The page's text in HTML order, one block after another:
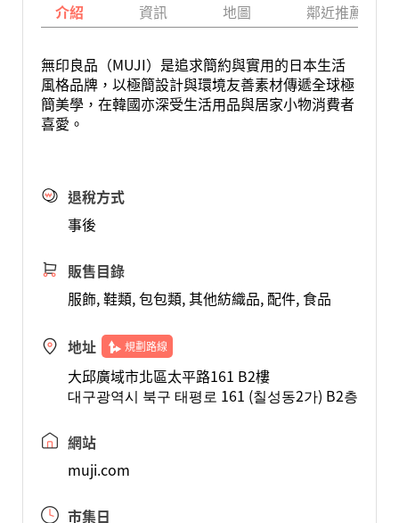
介紹 資訊 地圖 鄰近推薦景點
無印良品（MUJI）是追求簡約與實用的日本生活
風格品牌，以極簡設計與環境友善素材傳遞全球極
簡美學，在韓國亦深受生活用品與居家小物消費者
喜愛。
退稅方式
事後
販售目錄
服飾, 鞋類, 包包類, 其他紡織品, 配件, 食品
地址 規劃路線
大邱廣域市北區太平路161 B2樓
대구광역시 북구 태평로 161 (칠성동2가) B2층
網站
muji.com
市集日